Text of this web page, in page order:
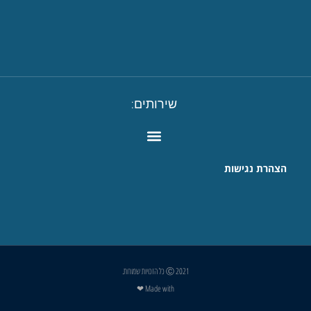
שירותים:
הצהרת נגישות
Ⓒ 2021 כל הזכויות שמורות.
Made with ❤